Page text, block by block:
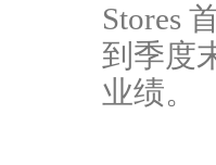
Stores
到季度
业绩。